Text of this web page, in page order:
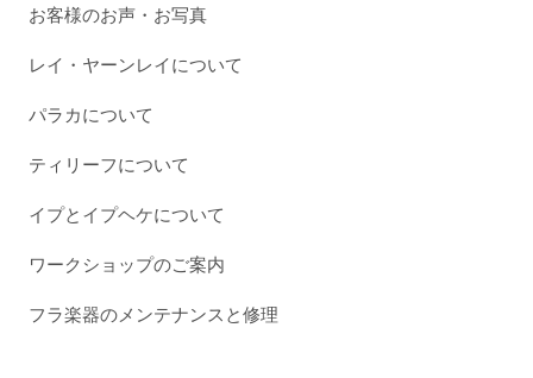
お客様のお声・お写真
レイ・ヤーンレイについて
パラカについて
ティリーフについて
イプとイプヘケについて
ワークショップのご案内
フラ楽器のメンテナンスと修理